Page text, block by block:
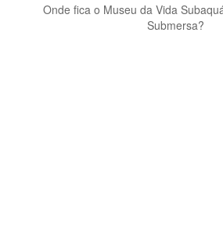
Onde fica o Museu da Vida
Submersa?